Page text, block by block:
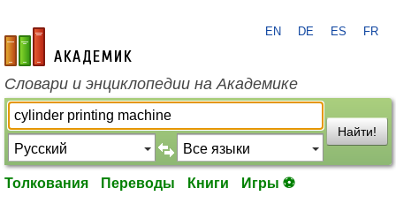
academic.ru
EN DE ES FR
Словари и энциклопедии на Академике
Найти!
Толкования Переводы Книги Игры ⚽